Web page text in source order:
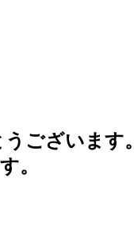
ございます。
。